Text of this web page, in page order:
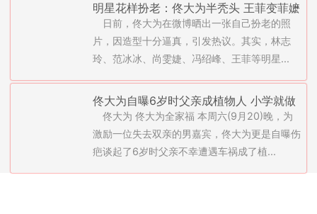
明星花样扮老：佟大为半秃头 王菲变菲嬷
日前，佟大为在微博晒出一张自己扮老的照
片，因造型十分逼真，引发热议。其实，林志
玲、范冰冰、尚雯婕、冯绍峰、王菲等明星...
佟大为自曝6岁时父亲成植物人 小学就做
饭扛50斤大米
佟大为 佟大为全家福 本周六(9月20)晚，为
激励一位失去双亲的男嘉宾，佟大为更是自曝伤
疤谈起了6岁时父亲不幸遭遇车祸成了植...